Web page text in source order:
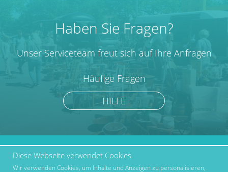
Haben Sie Fragen?
Unser Serviceteam freut sich auf Ihre Anfragen
Häufige Fragen
HILFE
marktcom.de Deutschland
GmbH © 2019
Werben bei Marktcom
Diese Webseite verwendet Cookies
Wir verwenden Cookies, um Inhalte und Anzeigen zu personalisieren,